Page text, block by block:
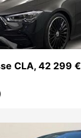
CLA, 42 299 €